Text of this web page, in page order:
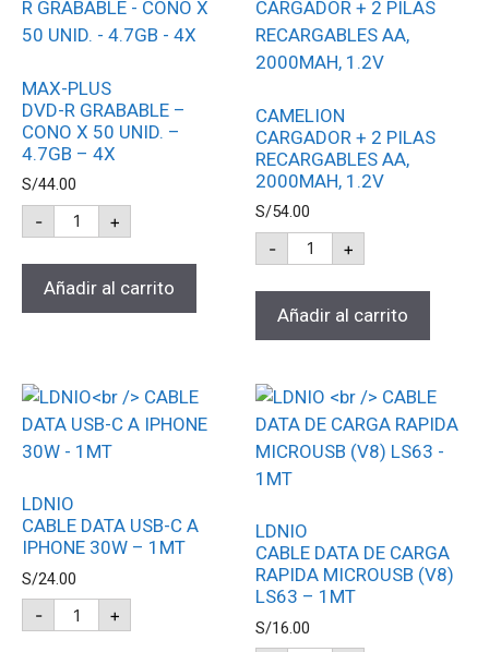
MAX-PLUS
DVD-R GRABABLE –
CONO X 50 UNID. –
4.7GB – 4X
S/44.00
- +
Añadir al carrito
CAMELION
CARGADOR + 2 PILAS
RECARGABLES AA,
2000MAH, 1.2V
S/54.00
- +
Añadir al carrito
LDNIO
CABLE DATA USB-C A
IPHONE 30W – 1MT
S/24.00
- +
LDNIO
CABLE DATA DE CARGA
RAPIDA MICROUSB (V8)
LS63 – 1MT
S/16.00